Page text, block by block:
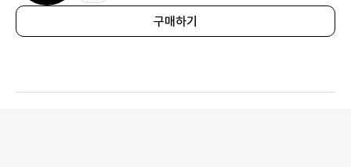
구매하기